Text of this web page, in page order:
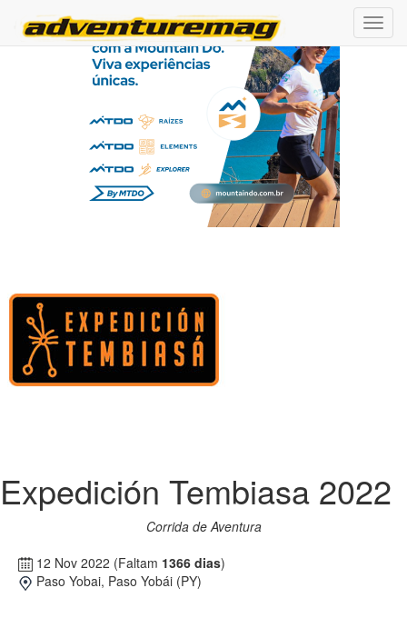
Expedición Tembiasa 2022
Corrida de Aventura
12 Nov 2022 (Faltam 1366 dias)
Paso Yobai, Paso Yobái (PY)